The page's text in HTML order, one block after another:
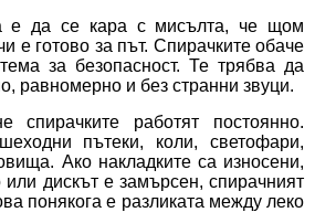
е да се кара с мисълта, че щом
е готово за път. Спирачките обаче
за безопасност. Те трябва да
равномерно и без странни звуци.
спирачките работят постоянно.
пътеки, коли, светофари,
Ако накладките са износени,
или дискът е замърсен, спирачният
понякога е разликата между леко